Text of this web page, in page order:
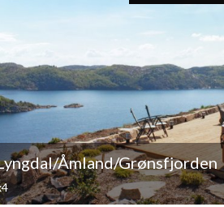
Åmland/Grønsfjorden